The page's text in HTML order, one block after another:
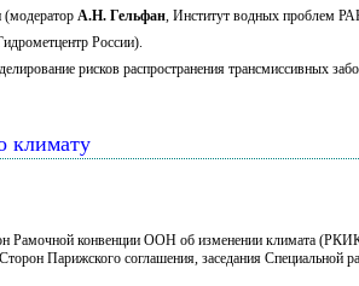
(модератор А.Н. Гельфан, Институт водных проблем
России).
рисков распространения трансмиссивных
климату
Рамочной конвенции ООН об изменении климата
Парижского соглашения, заседания Специальной